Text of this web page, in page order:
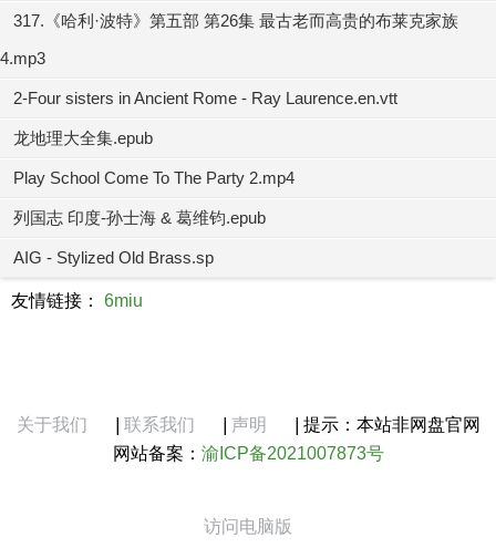
317.《哈利·波特》第五部 第26集 最古老而高贵的布莱克家族
4.mp3
2-Four sisters in Ancient Rome - Ray Laurence.en.vtt
龙地理大全集.epub
Play School Come To The Party 2.mp4
列国志 印度-孙士海 & 葛维钧.epub
AIG - Stylized Old Brass.sp
友情链接： 6miu
关于我们 联系我们 声明
提示：本站非网盘官网
网站备案： 渝ICP备2021007873号
访问电脑版